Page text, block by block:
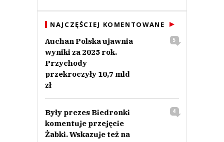
NAJCZĘŚCIEJ KOMENTOWANE
Auchan Polska ujawnia
wyniki za 2025 rok.
Przychody
przekroczyły 10,7 mld
zł
5
Były prezes Biedronki
komentuje przejęcie
Żabki. Wskazuje też na
4